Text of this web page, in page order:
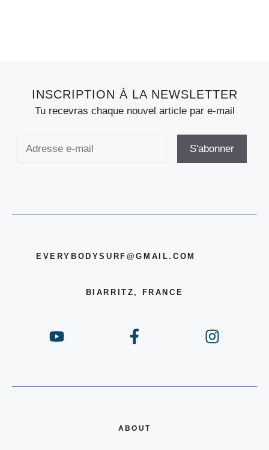
INSCRIPTION À LA NEWSLETTER
Tu recevras chaque nouvel article par e-mail
EVERYBODYSURF@GMAIL.COM
BIARRITZ, FRANCE
ABOUT